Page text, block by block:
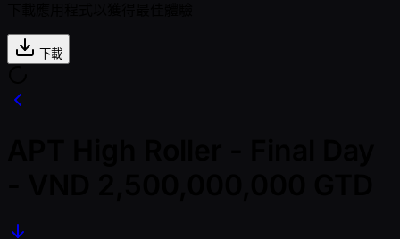
下載